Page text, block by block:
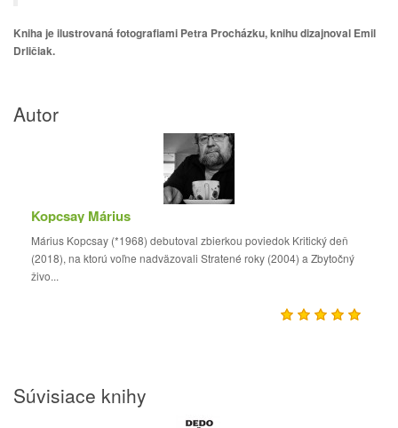
Kniha je ilustrovaná fotografiami Petra Procházku, knihu dizajnoval Emil
Drličiak.
Autor
Kopcsay Márius
Márius Kopcsay (*1968) debutoval zbierkou poviedok Kritický deň
(2018), na ktorú voľne nadväzovali Stratené roky (2004) a Zbytočný
živo...
Súvisiace knihy